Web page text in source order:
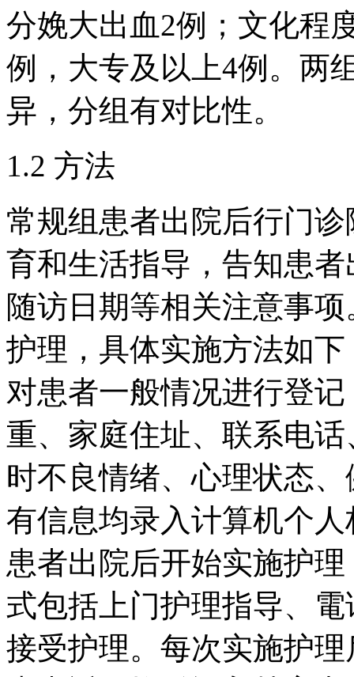
分娩大出血2例；文化程
例，大专及以上4例。两
异，分组有对比性。
1.2 方法
常规组患者出院后行门
育和生活指导，告知患
随访日期等相关注意事
护理，具体实施方法如
对患者一般情况进行登
重、家庭住址、联系电
时不良情绪、心理状态
有信息均录入计算机个
患者出院后开始实施护
式包括上门护理指导、
接受护理。每次实施护